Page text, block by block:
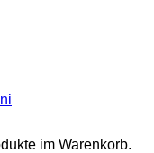
im Warenkorb.